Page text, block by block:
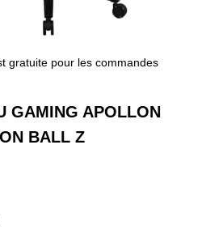
gratuite pour les commandes
GAMING APOLLON
BALL Z